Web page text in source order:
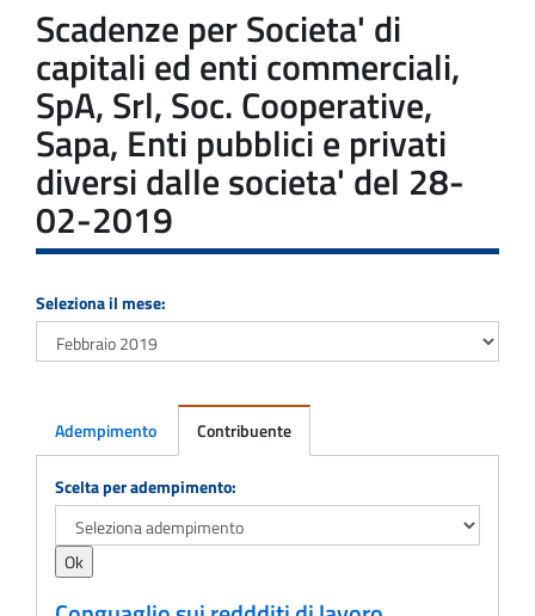
Scadenze per Societa' di
capitali ed enti commerciali,
SpA, Srl, Soc. Cooperative,
Sapa, Enti pubblici e privati
diversi dalle societa' del 28-
02-2019
Seleziona il mese:
Adempimento Contribuente
Adempimento
Scelta per adempimento: